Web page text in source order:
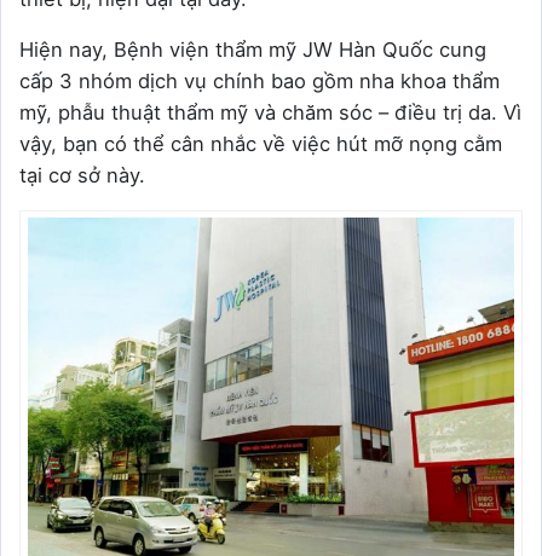
Hiện nay, Bệnh viện thẩm mỹ JW Hàn Quốc cung
cấp 3 nhóm dịch vụ chính bao gồm nha khoa thẩm
mỹ, phẫu thuật thẩm mỹ và chăm sóc – điều trị da. Vì
vậy, bạn có thể cân nhắc về việc hút mỡ nọng cằm
tại cơ sở này.